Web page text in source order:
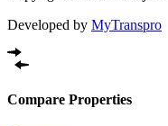
Developed by MyTranspro
Compare Properties